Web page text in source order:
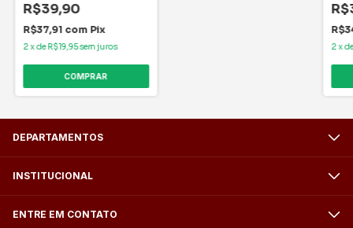
R$39,90
R$37,91 com Pix
2xde R$19,95sem juros 2x
DEPARTAMENTOS
INSTITUCIONAL
ENTRE EM CONTATO